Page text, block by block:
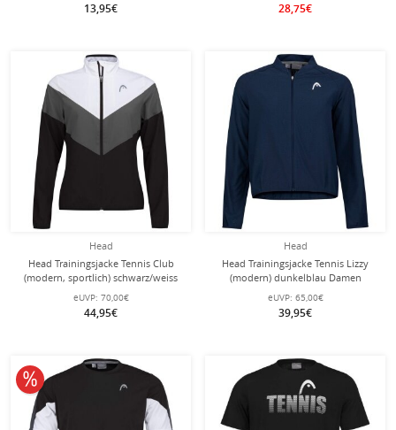
13,95€ 28,75€
Head
Head Trainingsjacke Tennis Club
(modern, sportlich) schwarz/weiss
Damen
eUVP: 70,00€
44,95€
Head
Head Trainingsjacke Tennis Lizzy
(modern) dunkelblau Damen
eUVP: 65,00€
39,95€
10% reduziert